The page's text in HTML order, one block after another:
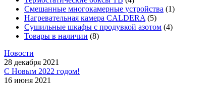
Смешанные многокамерные устройства (1)
Нагревательная камера CALDERA (5)
Сушильные шкафы с продувкой азотом (4)
Товары в наличии (8)
Новости
28 декабря 2021
С Новым 2022 годом!
16 июня 2021